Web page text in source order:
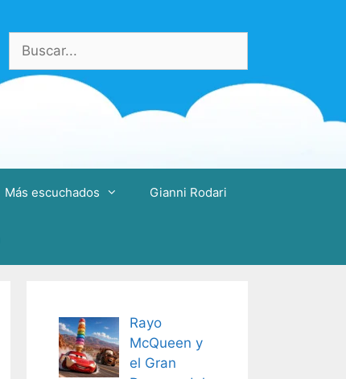
Buscar:
Más escuchados Gianni Rodari
Rayo
McQueen y
el Gran